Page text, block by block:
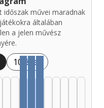
művei maradnak
általában
a jelen művész
10 éves